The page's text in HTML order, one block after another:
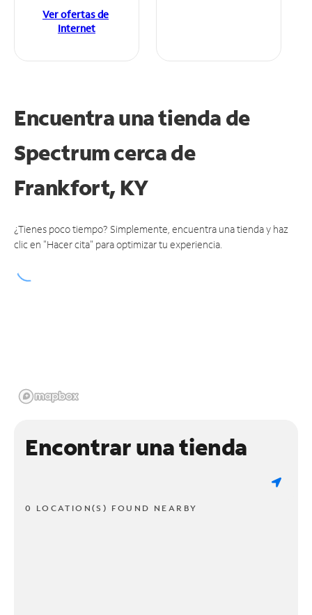
Ver ofertas de
Internet
Encuentra una tienda de
Spectrumcerca de
Frankfort, KY
¿Tienes poco tiempo? Simplemente, encuentra una tienda y haz
clic en "Hacer cita" para optimizar tu experiencia.
Encontrar una tienda
0 LOCATION(S) FOUND NEARBY